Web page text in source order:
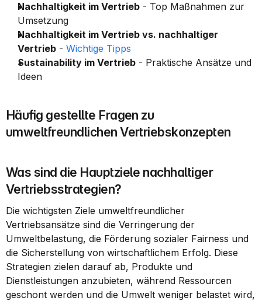
Nachhaltigkeit im Vertrieb - Top Maßnahmen zur
Umsetzung
Nachhaltigkeit im Vertrieb vs. nachhaltiger
Vertrieb - Wichtige Tipps
Sustainability im Vertrieb - Praktische Ansätze und
Ideen
Häufig gestellte Fragen zu
umweltfreundlichen Vertriebskonzepten
Was sind die Hauptziele nachhaltiger
Vertriebsstrategien?
Die wichtigsten Ziele umweltfreundlicher
Vertriebsansätze sind die Verringerung der
Umweltbelastung, die Förderung sozialer Fairness und
die Sicherstellung von wirtschaftlichem Erfolg. Diese
Strategien zielen darauf ab, Produkte und
Dienstleistungen anzubieten, während Ressourcen
geschont werden und die Umwelt weniger belastet wird,